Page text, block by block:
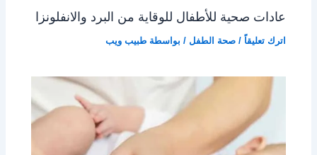
عادات صحية للأطفال للوقاية من البرد والانفلونزا
اترك تعليقاً /صحة الطفل / بواسطة طبيب ويب